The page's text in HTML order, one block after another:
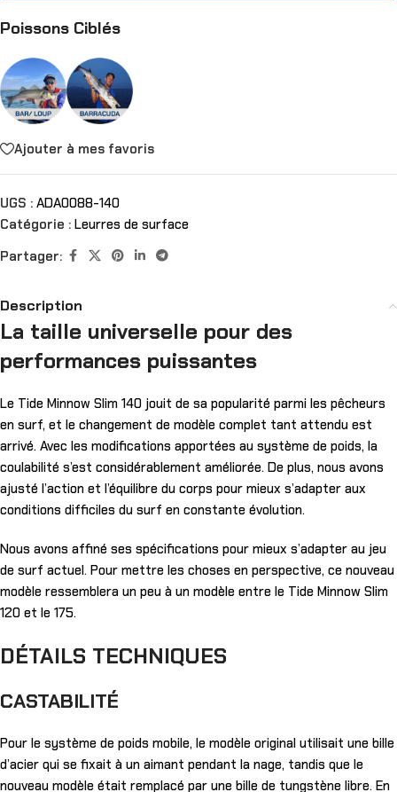
Poissons Ciblés
Ajouter à mes favoris
UGS : ADA0088-140
Catégorie : Leurres de surface
Partager:
Description
La taille universelle pour des
performances puissantes
Le Tide Minnow Slim 140 jouit de sa popularité parmi les pêcheurs
en surf, et le changement de modèle complet tant attendu est
arrivé. Avec les modifications apportées au système de poids, la
coulabilité s’est considérablement améliorée. De plus, nous avons
ajusté l’action et l’équilibre du corps pour mieux s’adapter aux
conditions difficiles du surf en constante évolution.
Nous avons affiné ses spécifications pour mieux s’adapter au jeu
de surf actuel. Pour mettre les choses en perspective, ce nouveau
modèle ressemblera un peu à un modèle entre le Tide Minnow Slim
120 et le 175.
DÉTAILS TECHNIQUES
CASTABILITÉ
Pour le système de poids mobile, le modèle original utilisait une bille
d’acier qui se fixait à un aimant pendant la nage, tandis que le
nouveau modèle était remplacé par une bille de tungstène libre. En